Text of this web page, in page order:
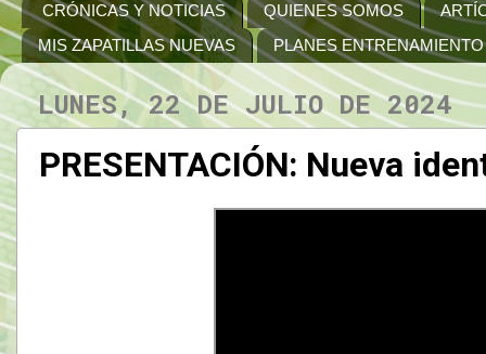
CRÓNICAS Y NOTICIAS QUIENES SOMOS
MIS ZAPATILLAS NUEVAS
PLANES ENTRENAMIENTO
LUNES, 22 DE JULIO DE 2024
PRESENTACIÓN: Nueva